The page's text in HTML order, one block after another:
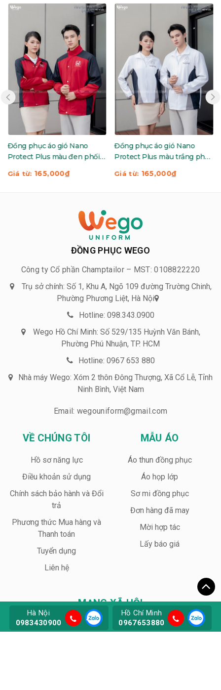
Đồng phục áo gió Nano
Protect Plus màu trắng phối
Giá từ:165,000₫
Đồng phục áo gió Nano
Protect Plus màu đỏ tươi
Giá từ:165,000₫
ĐỒNG PHỤC WEGO
Công ty Cổ phần Champtailor – MST: 0108822220
Trụ sở chính: Số 1, Khu A, Ngõ 109 đường Trường Chinh,
Phường Phương Liệt, Hà Nội
Hotline: 098.343.0900
Wego Hồ Chí Minh: Số 529/135 Huỳnh Văn Bánh,
Phường Phú Nhuận, TP. HCM
Hotline: 0967 653 880
Nhà máy Wego: Xóm 2 thôn Đông Thượng, Xã Cổ Lễ, Tỉnh
Ninh Bình, Việt Nam
Email: wegouniform@gmail.com
VỀ CHÚNG TÔI
Hồ sơ năng lực
Điều khoản sử dụng
Chính sách bảo hành và Đổi
trả
Phương thức Mua hàng và
Thanh toán
Tuyển dụng
Liên hệ
MẪU ÁO
Áo thun đồng phục
Áo họp lớp
Sơ mi đồng phục
Đơn hàng đã may
Mời hợp tác
Lấy báo giá
MẠNG XÃ HỘI
Hà Nội
0983430900
Hồ Chí Minh
0967653880